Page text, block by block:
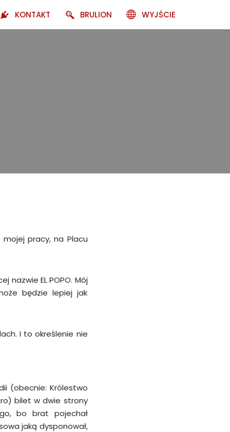
KONTAKT BRULION WYJŚCIE
pracy, na Placu
nazwie EL POPO. Mój
będzie lepiej jak
I to określenie nie
(obecnie: Królestwo
bilet w dwie strony
bo brat pojechał
jaką dysponował,